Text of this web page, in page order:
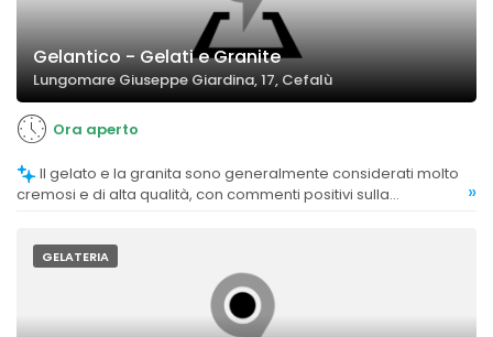
Gelantico - Gelati e Granite
Lungomare Giuseppe Giardina, 17, Cefalù
Ora aperto
cremosi e di alta qualità, con commenti positivi sulla
»
GELATERIA